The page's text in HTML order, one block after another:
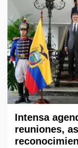
Intensa
reuniones,